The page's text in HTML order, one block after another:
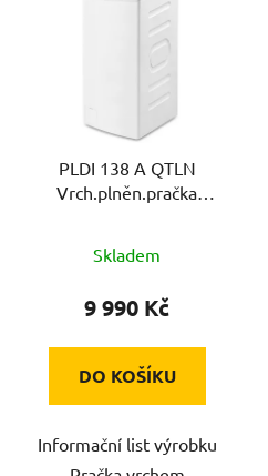
PLDI 138 A QTLN
Vrch.plněn.pračka
Skladem
9 990 Kč
DO KOŠÍKU
Informační list výrobku